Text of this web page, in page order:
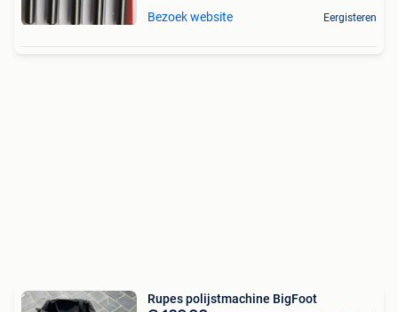
Bezoek website Eergisteren
Rupes polijstmachine BigFoot